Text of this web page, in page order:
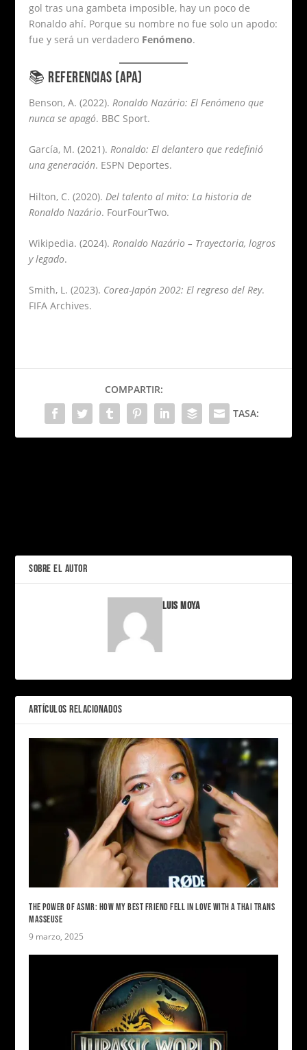
gol tras una gambeta imposible, hay un poco de
Ronaldo ahí. Porque su nombre no fue solo un apodo:
fue y será un verdadero Fenómeno.
📚 REFERENCIAS (APA)
Benson, A. (2022).Ronaldo Nazário: El Fenómeno que
nunca se apagó. BBC Sport.
García, M. (2021).Ronaldo: El delantero que redefinió
una generación. ESPN Deportes.
Hilton, C. (2020). Del talento al mito: La historia de
Ronaldo Nazário. FourFourTwo.
Wikipedia. (2024).Ronaldo Nazário – Trayectoria, logros
y legado.
Smith, L. (2023). Corea-Japón 2002: El regreso del Rey.
FIFA Archives.
COMPARTIR:
TASA:
SOBRE EL AUTOR
Luis Moya
ARTÍCULOS RELACIONADOS
THE POWER OF ASMR: HOW MY BEST FRIEND FELL IN LOVE WITH A THAI TRANS
MASSEUSE
9 marzo, 2025